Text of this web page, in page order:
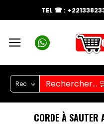
TEL ☎ :
Rec
CORDE À SAUTER